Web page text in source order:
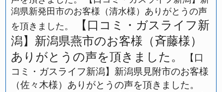
潟県新発田市のお客様（清水様）ありがとうの声
を頂きました。
【口コミ・ガスライフ新
潟】新潟県燕市のお客様（斉藤様）
ありがとうの声を頂きました。
【口
コミ・ガスライフ新潟】新潟県見附市のお客様
（佐々木様）ありがとうの声を頂きました。